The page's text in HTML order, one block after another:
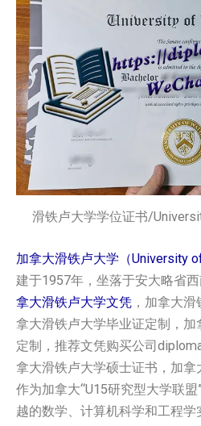
滑铁卢大学学位证书/
加拿大滑铁卢大学（University
建于1957年，坐落于安大略省西
拿大‌滑铁卢大学文凭 ，加拿大‌
拿大‌滑铁卢大学毕业证定制，
定制，推荐文凭购买公司
拿大‌滑铁卢大学硕士证书，加拿
作为加拿大“U15研究型大学联
越的数学、计算机科学和工程学